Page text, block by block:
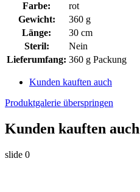
Farbe:
rot
Gewicht:
360 g
Länge:
30 cm
Steril:
Nein
Lieferumfang: 360 g Packung
Kunden kauften auch
Produktgalerie überspringen
Kunden kauften auch
slide 0